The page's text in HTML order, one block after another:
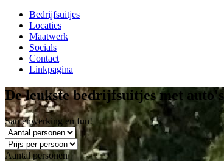
Bedrijfsuitjes
Locaties
Maatwerk
Socials
Contact
Linkpagina
De leukste bedrijfsuitjes met auto's
Samenwerking en fun!
Aantal personen